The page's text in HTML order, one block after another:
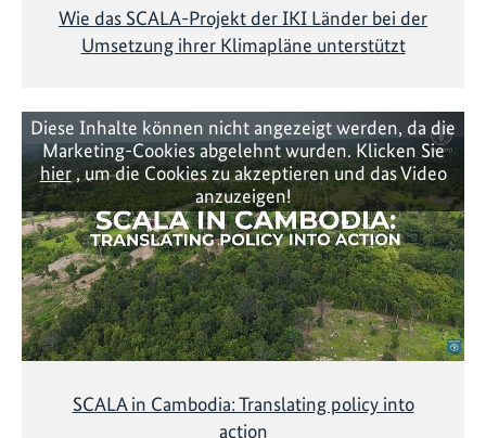
Wie das SCALA-Projekt der IKI Länder bei der
Umsetzung ihrer Klimapläne unterstützt
Diese Inhalte können nicht angezeigt werden, da die
Marketing-Cookies abgelehnt wurden. Klicken Sie
hier, um die Cookies zu akzeptieren und das Video
anzuzeigen!
SCALA in Cambodia: Translating policy into
action